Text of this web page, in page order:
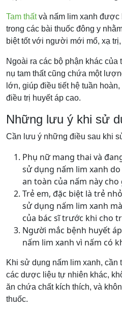
Tam thấtvà nấm lim xanh được
trong các bài thuốc đông y
biệt tốt với người mới mổ, xạ
Ngoài ra các bộ phận khác của
nụ tam thất cũng chứa một
lớn, giúp điều tiết hệ tuần
điều trị huyết áp cao.
Những lưu ý khi sử
Cần lưu ý những điều sau khi
Phụ nữ mang thai và
sử dụng nấm lim xanh
an toàn của nấm này cho
Trẻ em, đặc biệt là trẻ
sử dụng nấm lim xanh
của bác sĩ trước khi cho
Người mắc bệnh huyết
nấm lim xanh vì nấm có
Khi sử dụng nấm lim xanh, cần
các dược liệu tự nhiên khác,
ăn chứa chất kích thích, và
thuốc.